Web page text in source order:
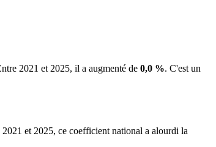
2021 et 2025, il a augmenté de 0,0 %. C'est un
et 2025, ce coefficient national a alourdi la